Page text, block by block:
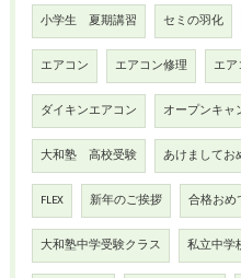
小学生 夏期講習 セミの羽化
エアコン エアコン修理 エ
ダイキンエアコン オープンキャ
大和塾 高校受験 あけましてお
FLEX 新年のご挨拶 合格おめ
大和塾中学受験クラス 私立中学